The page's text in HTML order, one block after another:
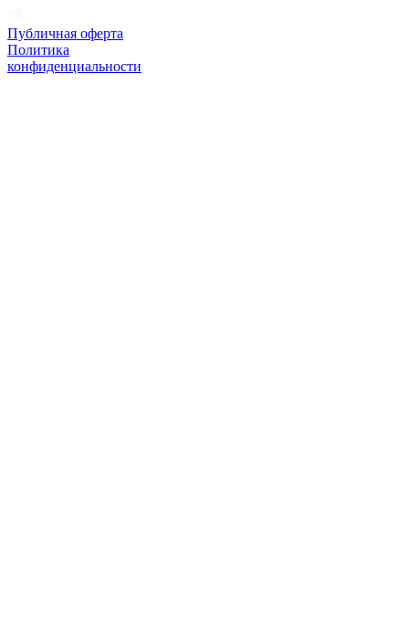
Публичная оферта
Политика
конфиденциальности